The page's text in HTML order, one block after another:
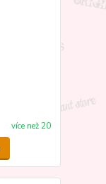
více než 20